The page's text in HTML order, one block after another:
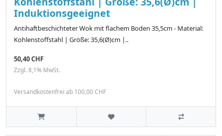
Induktionsgeeignet
Antihaftbeschichteter Wok mit flachem Boden 35,5cm - Material:
Kohlenstoffstahl | Größe: 35,6(Ø)cm |..
50,40 CHF
Zzgl. 8,1% MwSt.
Versandkostenfrei ab 100,00 CHF